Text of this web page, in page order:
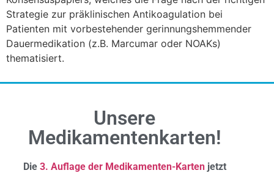
Strategie zur präklinischen Antikoagulation bei
Patienten mit vorbestehender gerinnungshemmender
Dauermedikation (z.B. Marcumar oder NOAKs)
thematisiert.
Unsere
Medikamentenkarten!
Die 3. Auflage der Medikamenten-Kartenjetzt